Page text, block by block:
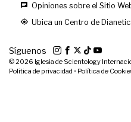
Opiniones sobre el Sitio
Ubica un Centro de
Síguenos
© 2026 Iglesia de Scientology
Política de privacidad • Política de